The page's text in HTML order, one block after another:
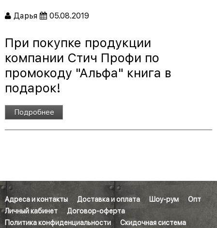
Дарья 05.08.2019
При покупке продукции
компании Стич Профи по
промокоду "Альфа" книга в
подарок!
Подробнее
Адреса и контакты Доставка и оплата Шоу-рум
Опт
Личный кабинет
Договор-оферта
Политика конфиденциальности
Скидочная система